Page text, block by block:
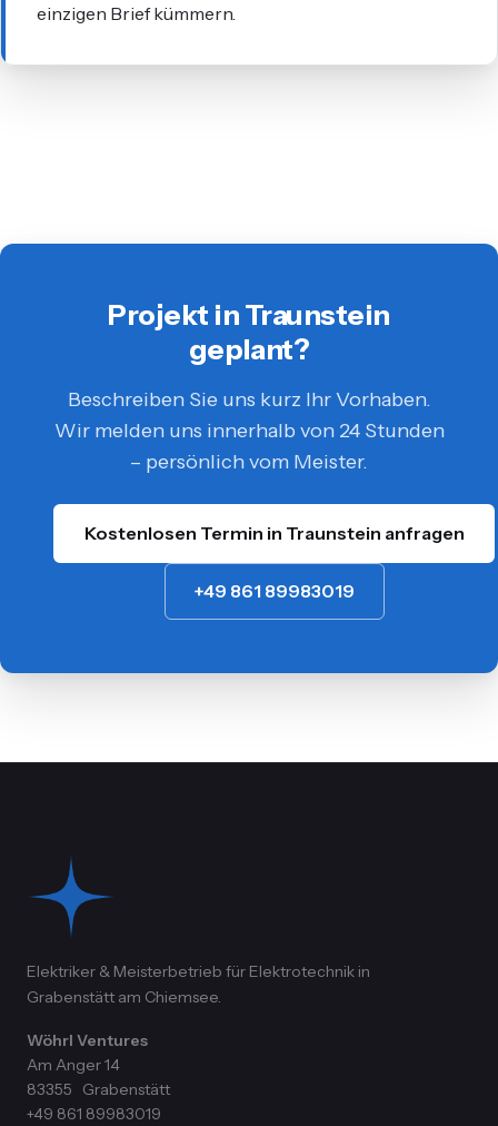
einzigen Brief kümmern.
Projekt in Traunstein
geplant?
Beschreiben Sie uns kurz Ihr Vorhaben.
Wir melden uns innerhalb von 24 Stunden
– persönlich vom Meister.
Kostenlosen Termin in Traunstein anfragen
+49 861 89983019
Elektriker & Meisterbetrieb für Elektrotechnik in
Grabenstätt am Chiemsee.
Wöhrl Ventures
Am Anger 14
83355
Grabenstätt
+49 861 89983019